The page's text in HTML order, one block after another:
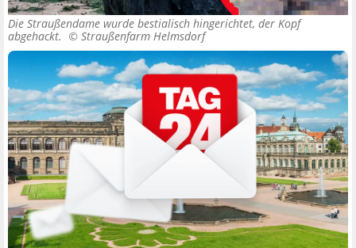
Die Straußendame wurde bestialisch hingerichtet, der Kopf
abgehackt. © Straußenfarm Helmsdorf